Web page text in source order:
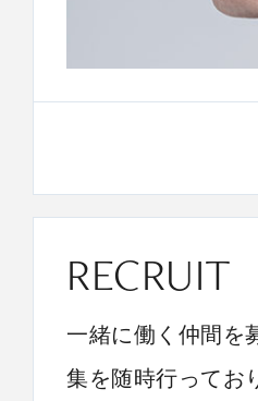
RECRUIT
一緒に働く仲間を
集を随時行ってお